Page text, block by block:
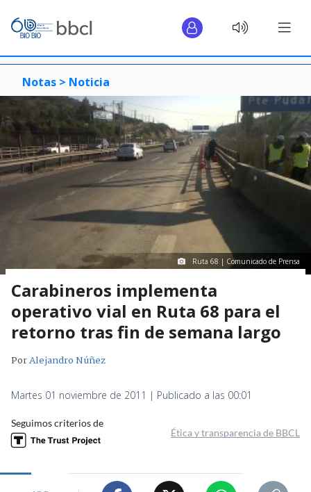
Notas > Noticia
Ruta 68 | Comunicado de Prensa
Carabineros implementa
operativo vial en Ruta 68 para el
retorno tras fin de semana largo
PorAlejandro Núñez
Martes 01 noviembre de 2011 | Publicado a las 00:01
Seguimos criterios de
Ética y transparencia de BBCL